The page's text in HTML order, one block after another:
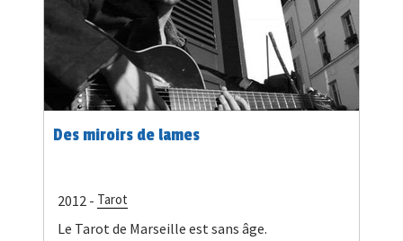
Des miroirs de lames
2012 - Tarot
Le Tarot de Marseille est sans âge.